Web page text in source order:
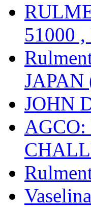
51000
JAPAN
JOHN
AGCO: